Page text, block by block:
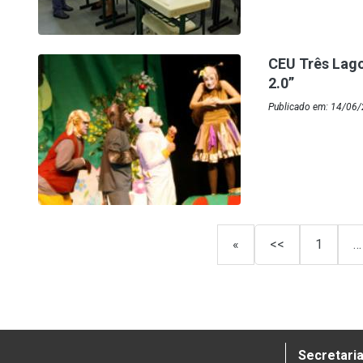
CEU Três
2.0”
Publicado em: 14/06/
« << 1 …